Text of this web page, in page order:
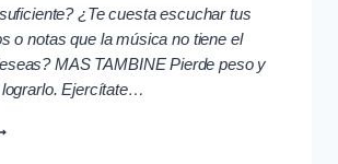
¿Te cuesta escuchar tus
o notas que la música no tiene el
MAS TAMBINE Pierde peso y
lograrlo. Ejercítate…